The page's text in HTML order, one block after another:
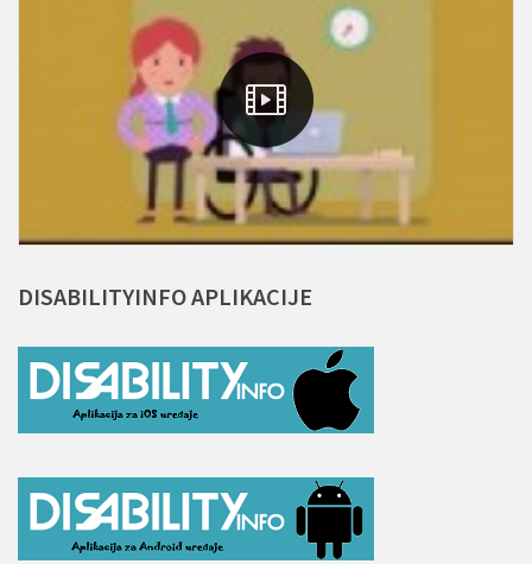
DISABILITYINFOAPLIKACIJE